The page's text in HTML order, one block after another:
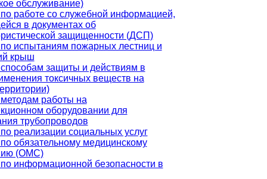
обслуживание)
работе со служебной информацией,
в документах об
защищенности (ДСП)
испытаниям пожарных лестниц и
крыш
защиты и действиям в
токсичных веществ на
работы на
оборудовании для
трубопроводов
реализации социальных услуг
обязательному медицинскому
(ОМС)
информационной безопасности в